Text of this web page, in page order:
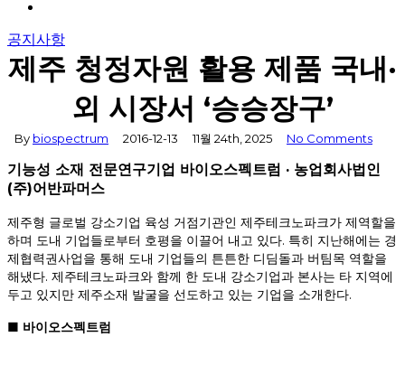
공지사항
제주 청정자원 활용 제품 국내·
외 시장서 ‘승승장구’
By biospectrum 2016-12-13 11월 24th, 2025 No Comments
기능성 소재 전문연구기업 바이오스펙트럼 · 농업회사법인
(주)어반파머스
제주형 글로벌 강소기업 육성 거점기관인 제주테크노파크가 제역할을
하며 도내 기업들로부터 호평을 이끌어 내고 있다. 특히 지난해에는 경
제협력권사업을 통해 도내 기업들의 튼튼한 디딤돌과 버팀목 역할을
해냈다. 제주테크노파크와 함께 한 도내 강소기업과 본사는 타 지역에
두고 있지만 제주소재 발굴을 선도하고 있는 기업을 소개한다.
■ 바이오스펙트럼